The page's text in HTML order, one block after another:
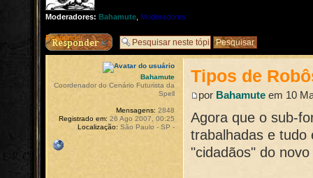
Moderadores: Bahamute Moderadores
Responder
Tipos de
por Bahamute em 10
Agora que o sub-
trabalhadas e tudo
"cidadãos" do
Bahamute
Coordenador do Cenário Futurista da
Spell
Mensagens: 2848
Registrado em: 26 Ago 2007, 00:25
Localização: São Paulo - SP -